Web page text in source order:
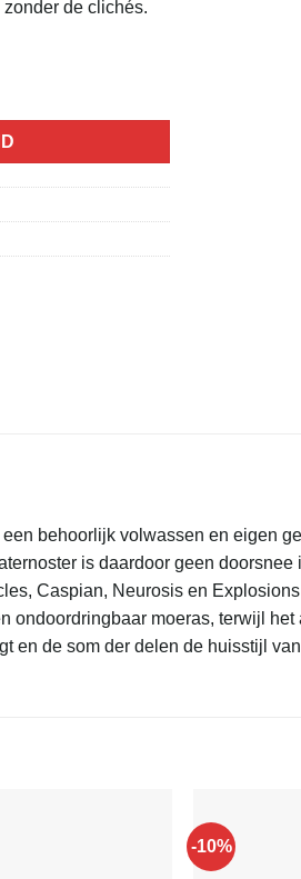
de clichés.
behoorlijk volwassen en eigen
is daardoor geen doorsnee
Caspian, Neurosis en
ondoordringbaar moeras, terwijl het
en de som der delen de huisstijl
-10%